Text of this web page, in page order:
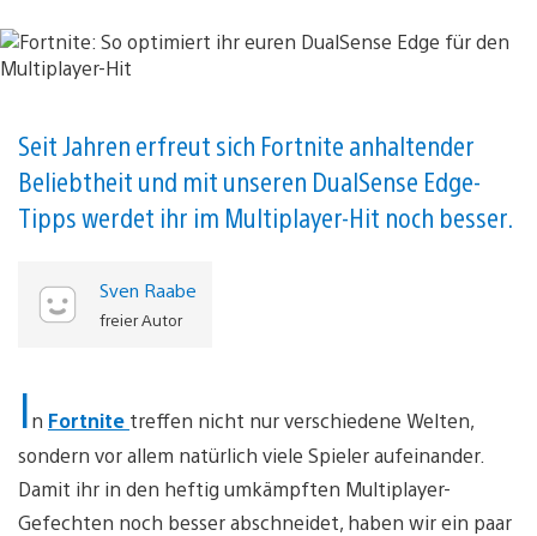
Seit Jahren erfreut sich Fortnite anhaltender
Beliebtheit und mit unseren DualSense Edge-
Tipps werdet ihr im Multiplayer-Hit noch besser.
Sven Raabe
freier Autor
In Fortnite treffen nicht nur verschiedene Welten,
sondern vor allem natürlich viele Spieler aufeinander.
Damit ihr in den heftig umkämpften Multiplayer-
Gefechten noch besser abschneidet, haben wir ein paar